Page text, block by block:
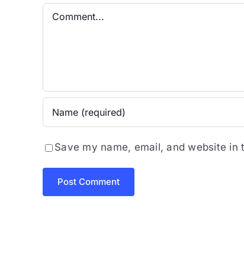
Comment
Save my name, email, and website